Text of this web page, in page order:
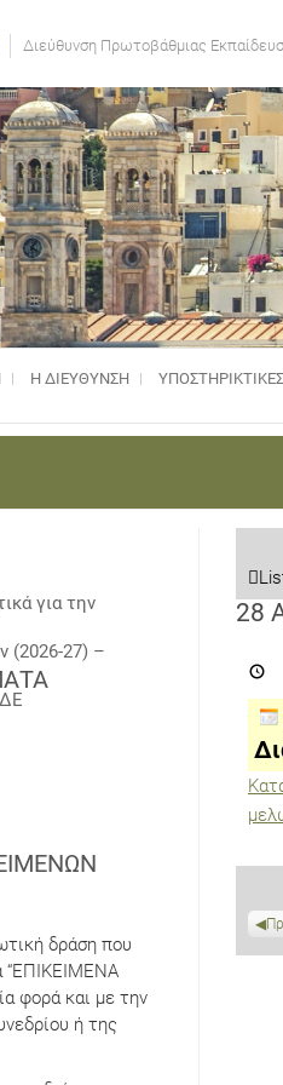
Διεύθυνση Πρωτοβάθμιας
Η ΔΙΕΥΘΥΝΣΗ
V
i
a
s
28
στον
“Η
για την
(2026-27) –
δράση που
“ΕΠΙΚΕΙΜΕΝΑ
φορά και με την
ή της